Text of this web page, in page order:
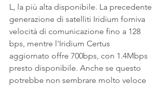
L, la più alta disponibile. La precedente
generazione di satelliti Iridium forniva
velocità di comunicazione fino a 128
bps, mentre l'Iridium Certus
aggiornato offre 700bps, con 1.4Mbps
presto disponibile. Anche se questo
potrebbe non sembrare molto veloce